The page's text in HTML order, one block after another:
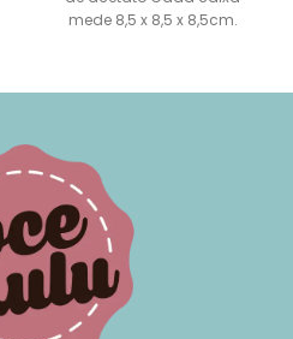
mede 8,5 x 8,5 x 8,5cm.